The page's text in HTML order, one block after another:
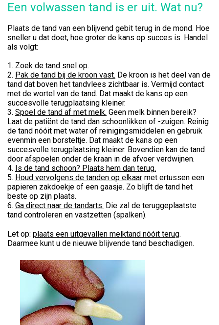
Een volwassen tand is er uit. Wat nu?
Plaats de tand van een blijvend gebit terug in de mond. Hoe
sneller u dat doet, hoe groter de kans op succes is. Handel
als volgt:
1. Zoek de tand snel op.
2. Pak de tand bij de kroon vast. De kroon is het deel van de
tand dat boven het tandvlees zichtbaar is. Vermijd contact
met de wortel van de tand. Dat maakt de kans op een
succesvolle terugplaatsing kleiner.
3. Spoel de tand af met melk. Geen melk binnen bereik?
Laat de patiënt de tand dan schoonlikken of -zuigen. Reinig
de tand nóóit met water of reinigingsmiddelen en gebruik
evenmin een borsteltje. Dat maakt de kans op een
succesvolle terugplaatsing kleiner. Bovendien kan de tand
door afspoelen onder de kraan in de afvoer verdwijnen.
4. Is de tand schoon? Plaats hem dan terug.
5. Houd vervolgens de tanden op elkaar met ertussen een
papieren zakdoekje of een gaasje. Zo blijft de tand het
beste op zijn plaats.
6. Ga direct naar de tandarts. Die zal de teruggeplaatste
tand controleren en vastzetten (spalken).
Let op: plaats een uitgevallen melktand nóóit terug.
Daarmee kunt u de nieuwe blijvende tand beschadigen.